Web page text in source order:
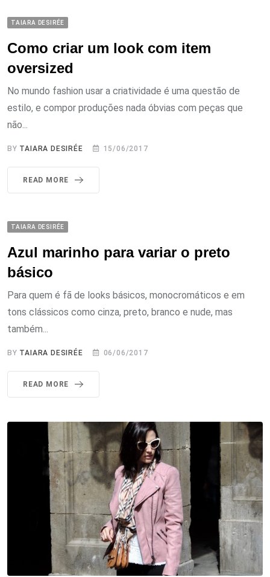
TAIARA DESIRÉE
Como criar um look com item
oversized
No mundo fashion usar a criatividade é uma questão de
estilo, e compor produções nada óbvias com peças que
não...
BY TAIARA DESIRÉE 15/06/2017
READ MORE
TAIARA DESIRÉE
Azul marinho para variar o preto
básico
Para quem é fã de looks básicos, monocromáticos e em
tons clássicos como cinza, preto, branco e nude, mas
também...
BY TAIARA DESIRÉE 06/06/2017
READ MORE